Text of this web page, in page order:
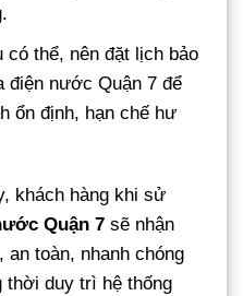
có thể, nên đặt lịch bảo
nước Quận 7 để
ổn định, hạn chế hư
khách hàng khi sử
Quận 7 sẽ nhận
toàn, nhanh chóng
thời duy trì hệ thống